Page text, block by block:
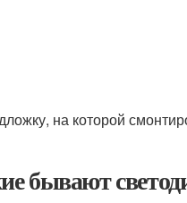
на которой
бывают